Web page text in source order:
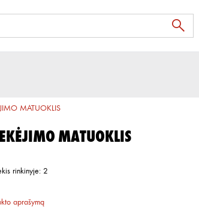
MATUOKLIS
MATUOKLIS
rinkinyje: 2
aprašymą